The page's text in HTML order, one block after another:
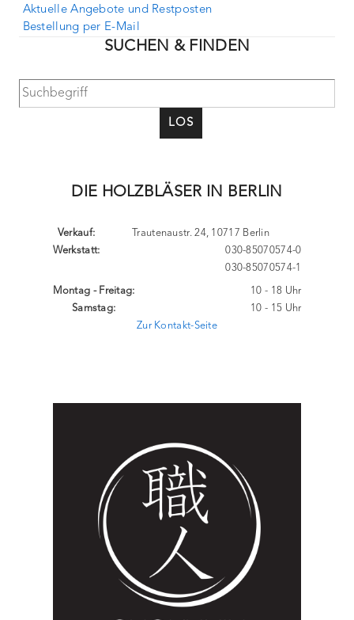
Aktuelle Angebote und Restposten
Bestellung per E-Mail
SUCHEN & FINDEN
LOS
DIE HOLZBLÄSER IN BERLIN
Trautenaustr. 24, 10717 Berlin
Verkauf:
Werkstatt:
030-85070574-0
030-85070574-1
Montag - Freitag:
Samstag:
10 - 18 Uhr
10 - 15 Uhr
Zur Kontakt-Seite